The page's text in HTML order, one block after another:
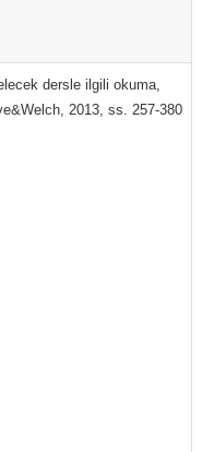
dersle ilgili okuma,
2013, ss. 257-380